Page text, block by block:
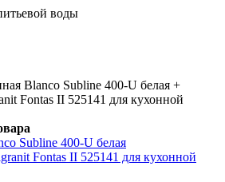
воды
Blanco Subline 400-U белая +
Fontas II 525141 для кухонной